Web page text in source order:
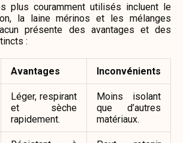
plus couramment utilisés incluent le
la laine mérinos et les mélanges
présente des avantages et des
:
Avantages Inconvénients
Léger, respirant
et sèche
rapidement.
Moins isolant
que d’autres
matériaux.